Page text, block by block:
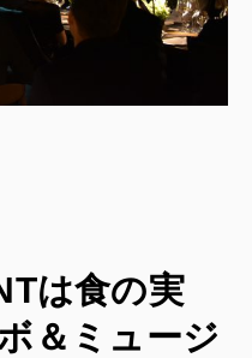
は食の実
＆ミュージ